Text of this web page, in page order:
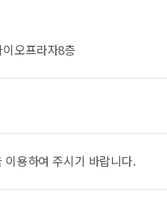
오프라자8층
용하여 주시기 바랍니다.